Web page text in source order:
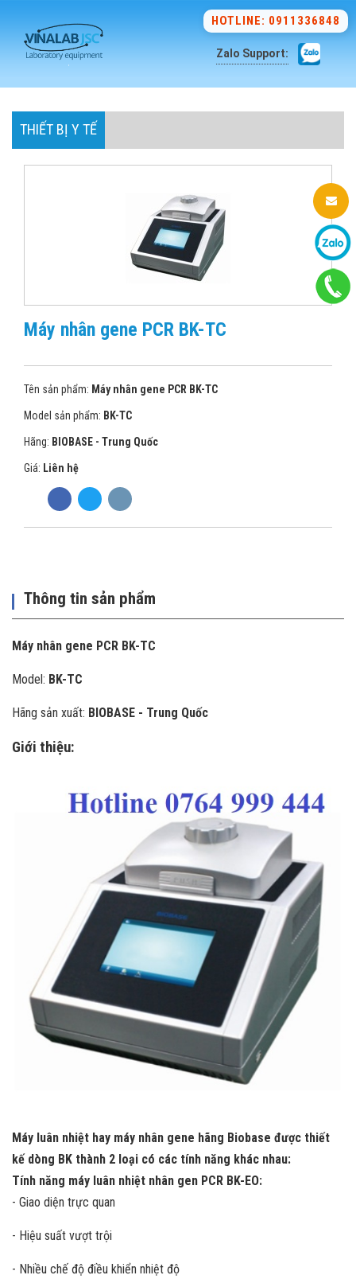
HOTLINE: 0911336848
Zalo Support:
THIẾT BỊ Y TẾ
Máy nhân gene PCR BK-TC
Tên sản phẩm: Máy nhân gene PCR BK-TC
Model sản phẩm: BK-TC
Hãng: BIOBASE - Trung Quốc
Giá: Liên hệ
Thông tin sản phẩm
Máy nhân gene PCR BK-TC
Model: BK-TC
Hãng sản xuất: BIOBASE - Trung Quốc
Giới thiệu:
Máy luân nhiệt hay máy nhân gene hãng Biobase được thiết
kế dòng BK thành 2 loại có các tính năng khác nhau:
Tính năng máy luân nhiệt nhân gen PCR BK-EO:
- Giao diện trực quan
- Hiệu suất vượt trội
- Nhiều chế độ điều khiển nhiệt độ